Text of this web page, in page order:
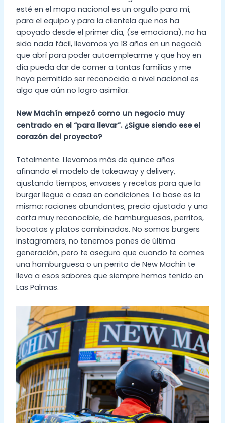
esté en el mapa nacional es un orgullo para mí,
para el equipo y para la clientela que nos ha
apoyado desde el primer día, (se emociona), no ha
sido nada fácil, llevamos ya 18 años en un negoció
que abrí para poder autoemplearme y que hoy en
día pueda dar de comer a tantas familias y me
haya permitido ser reconocido a nivel nacional es
algo que aún no logro asimilar.
New Machín empezó como un negocio muy
centrado en el “para llevar”. ¿Sigue siendo ese el
corazón del proyecto?
Totalmente. Llevamos más de quince años
afinando el modelo de takeaway y delivery,
ajustando tiempos, envases y recetas para que la
burger llegue a casa en condiciones. La base es la
misma: raciones abundantes, precio ajustado y una
carta muy reconocible, de hamburguesas, perritos,
bocatas y platos combinados. No somos burgers
instagramers, no tenemos panes de última
generación, pero te aseguro que cuando te comes
una hamburguesa o un perrito de New Machin te
lleva a esos sabores que siempre hemos tenido en
Las Palmas.